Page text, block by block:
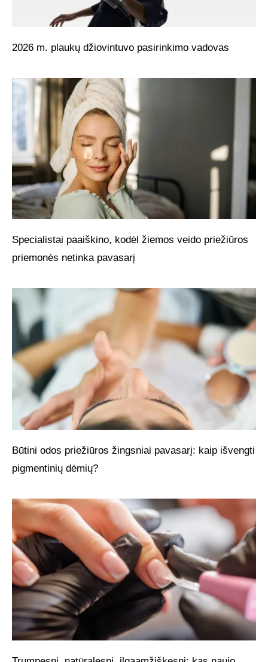
2026 m. plaukų džiovintuvo pasirinkimo vadovas
Specialistai paaiškino, kodėl žiemos veido priežiūros
priemonės netinka pavasarį
Būtini odos priežiūros žingsniai pavasarį: kaip išvengti
pigmentinių dėmių?